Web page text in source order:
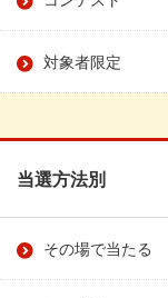
対象者限定
当選方法別
その場で当たる